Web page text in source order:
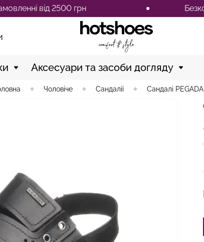
від 2500 грн
Аксесуари та засоби догляду
Чоловіче Сандалії Сандалі